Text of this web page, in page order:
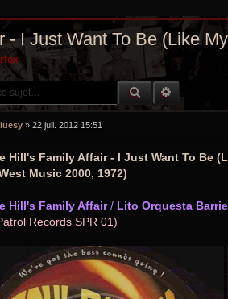
- I Just Want To Be (Like
RECHERCHE
» 22 juil. 2012 15:51
Hill's Family Affair - I Just Want To Be
Music 2000, 1972)
Hill's Family Affair/ Lito Orquesta
Records SPR 01)